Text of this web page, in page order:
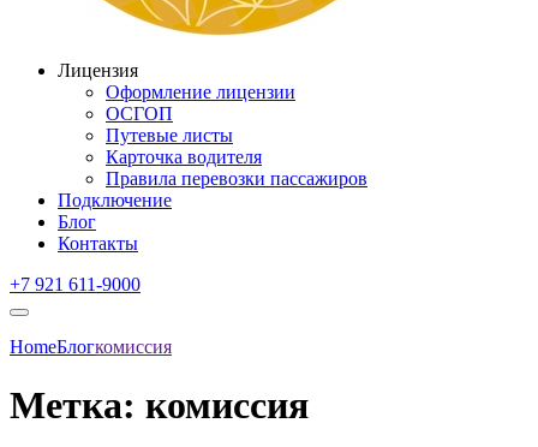
Лицензия
Оформление лицензии
ОСГОП
Путевые листы
Карточка водителя
Правила перевозки пассажиров
Подключение
Блог
Контакты
+7 921 611-9000
HomeБлогкомиссия
Метка: комиссия